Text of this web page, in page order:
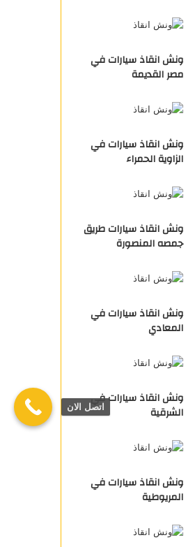
ونش انقاذ سيارات في
مصر القديمة
ونش انقاذ سيارات في
الزاوية الحمراء
ونش انقاذ سيارات طريق
جمصه المنصورة
ونش انقاذ سيارات في
المعادي
ونش انقاذ سيارات في
الشرقية
ونش انقاذ سيارات في
المريوطية
اتصل الان